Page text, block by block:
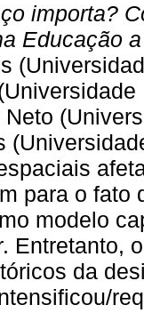
importa?
Educação
para o fato
modelo
Entretanto,
da